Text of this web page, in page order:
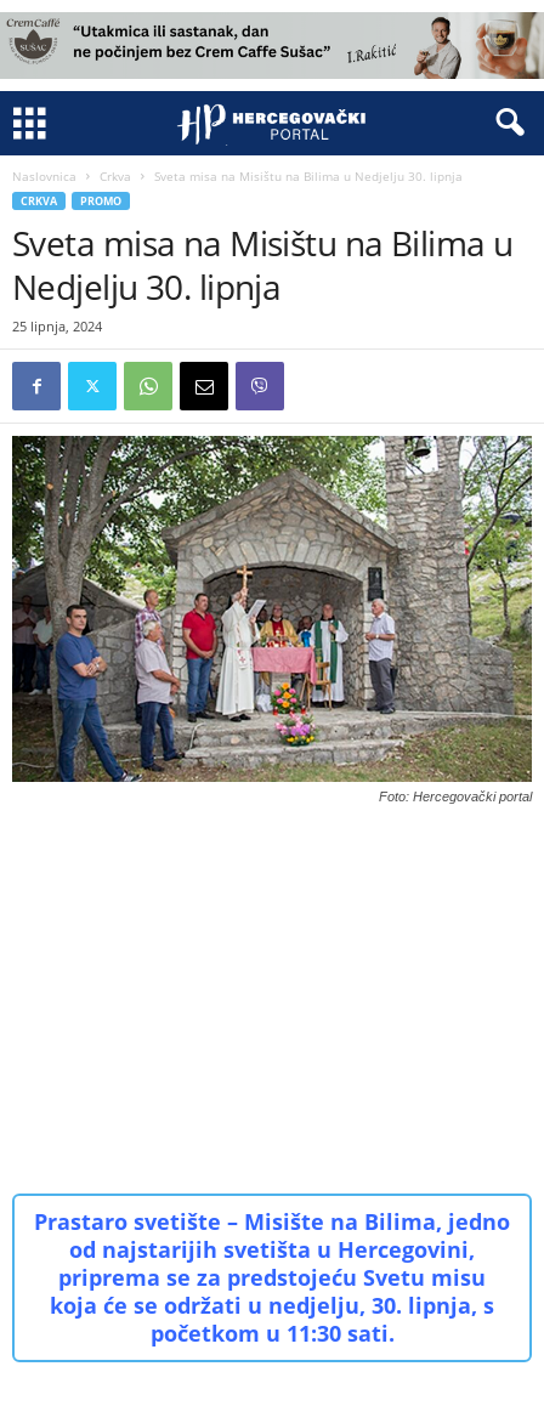
Naslovnica Crkva Sveta misa na Misištu na Bilima u Nedjelju 30. lipnja
CRKVA PROMO
Sveta misa na Misištu na Bilima u
Nedjelju 30. lipnja
25 lipnja, 2024
Foto: Hercegovački portal
Prastaro svetište – Misište na Bilima, jedno
od najstarijih svetišta u Hercegovini,
priprema se za predstojeću Svetu misu
koja će se održati u nedjelju, 30. lipnja, s
početkom u 11:30 sati.